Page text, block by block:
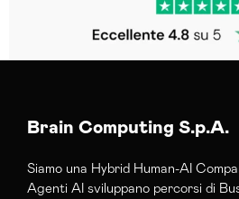
Brain Computing S.p.A.
Siamo una Hybrid Human-AI
Agenti AI sviluppano percorsi di